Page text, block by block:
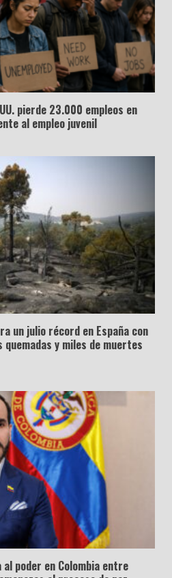
pierde 23.000 empleos en
al empleo juvenil
un julio récord en España con
y miles de muertes
poder en Colombia entre